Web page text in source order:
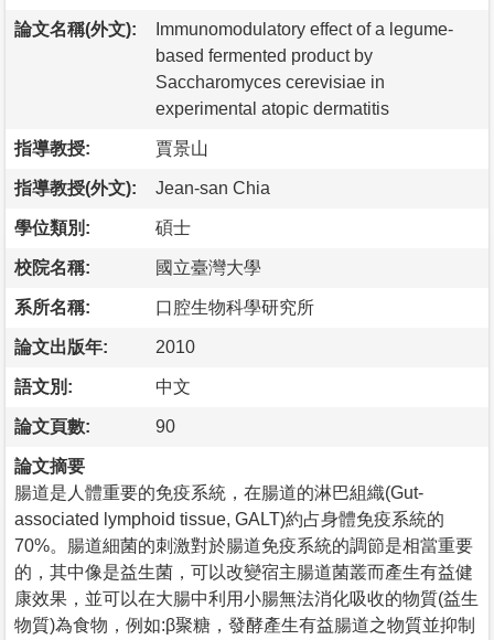
論文名稱(外文):
Immunomodulatory effect of a legume-
based fermented product by
Saccharomyces cerevisiae in
experimental atopic dermatitis
指導教授: 賈景山
指導教授(外文): Jean-san Chia
學位類別: 碩士
校院名稱: 國立臺灣大學
系所名稱: 口腔生物科學研究所
論文出版年: 2010
語文別: 中文
論文頁數: 90
論文摘要
腸道是人體重要的免疫系統，在腸道的淋巴組織(Gut-
associated lymphoid tissue, GALT)約占身體免疫系統的
70%。腸道細菌的刺激對於腸道免疫系統的調節是相當重要
的，其中像是益生菌，可以改變宿主腸道菌叢而產生有益健
康效果，並可以在大腸中利用小腸無法消化吸收的物質(益生
物質)為食物，例如:β聚糖，發酵產生有益腸道之物質並抑制